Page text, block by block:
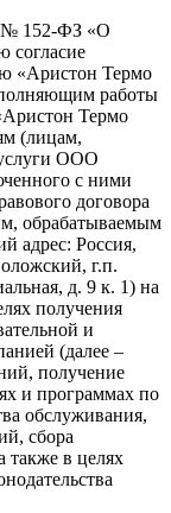
№ 152-ФЗ «О
согласие
«Аристон Термо
работы
Термо
(лицам,
ООО
с ними
договора
обрабатываемым
адрес: Россия,
г.п.
д. 9 к. 1) на
получения
и
(далее –
получение
и программах по
обслуживания,
сбора
также в целях